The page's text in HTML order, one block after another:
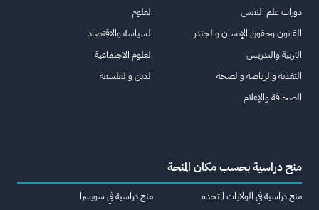
دورات علم النفس
القانون وحقوق الإنسان والجندر
التربية والتدريس
التغذية والرياضة والصحة
الصحافة والإعلام
العلوم
السياسة والاقتصاد
العلوم الاجتماعية
الدين والفلسفة
منح دراسية بحسب مكان المنحة
منح دراسية في الولايات المتحدة
منح دراسية في سويسرا